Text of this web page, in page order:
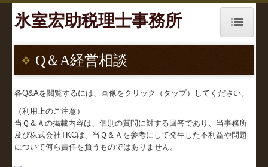
お知らせ
事務所紹介
経営理念
交通案内
氷室宏助税理士事務所
Q＆A経営相談
各Q&Aを閲覧するには、画像をクリック（タップ）してください。
（利用上のご注意）
当Ｑ＆Ａの掲載内容は、個別の質問に対する回答であり、当事務所
及び株式会社TKCは、当Ｑ＆Ａを参考にして発生した不利益や問題
について何ら責任を負うものではありません。